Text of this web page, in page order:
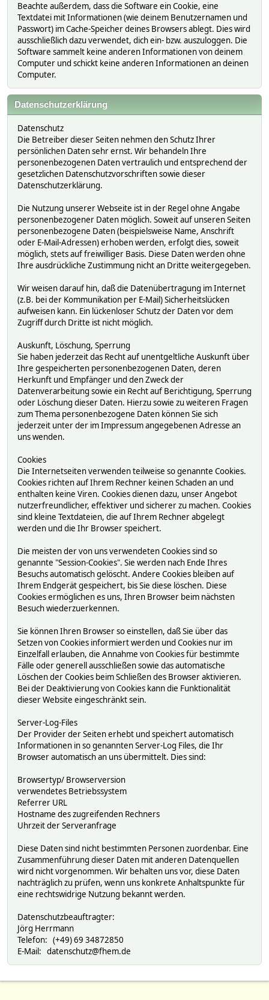
Beachte außerdem, dass die Software ein Cookie, eine
Textdatei mit Informationen (wie deinem Benutzernamen und
Passwort) im Cache-Speicher deines Browsers ablegt. Dies wird
ausschließlich dazu verwendet, dich ein- bzw. auszuloggen. Die
Software sammelt keine anderen Informationen von deinem
Computer und schickt keine anderen Informationen an deinen
Computer.
Datenschutzerklärung
Datenschutz
Die Betreiber dieser Seiten nehmen den Schutz Ihrer
persönlichen Daten sehr ernst. Wir behandeln Ihre
personenbezogenen Daten vertraulich und entsprechend der
gesetzlichen Datenschutzvorschriften sowie dieser
Datenschutzerklärung.
Die Nutzung unserer Webseite ist in der Regel ohne Angabe
personenbezogener Daten möglich. Soweit auf unseren Seiten
personenbezogene Daten (beispielsweise Name, Anschrift
oder E-Mail-Adressen) erhoben werden, erfolgt dies, soweit
möglich, stets auf freiwilliger Basis. Diese Daten werden ohne
Ihre ausdrückliche Zustimmung nicht an Dritte weitergegeben.
Wir weisen darauf hin, daß die Datenübertragung im Internet
(z.B. bei der Kommunikation per E-Mail) Sicherheitslücken
aufweisen kann. Ein lückenloser Schutz der Daten vor dem
Zugriff durch Dritte ist nicht möglich.
Auskunft, Löschung, Sperrung
Sie haben jederzeit das Recht auf unentgeltliche Auskunft über
Ihre gespeicherten personenbezogenen Daten, deren
Herkunft und Empfänger und den Zweck der
Datenverarbeitung sowie ein Recht auf Berichtigung, Sperrung
oder Löschung dieser Daten. Hierzu sowie zu weiteren Fragen
zum Thema personenbezogene Daten können Sie sich
jederzeit unter der im Impressum angegebenen Adresse an
uns wenden.
Cookies
Die Internetseiten verwenden teilweise so genannte Cookies.
Cookies richten auf Ihrem Rechner keinen Schaden an und
enthalten keine Viren. Cookies dienen dazu, unser Angebot
nutzerfreundlicher, effektiver und sicherer zu machen. Cookies
sind kleine Textdateien, die auf Ihrem Rechner abgelegt
werden und die Ihr Browser speichert.
Die meisten der von uns verwendeten Cookies sind so
genannte "Session-Cookies". Sie werden nach Ende Ihres
Besuchs automatisch gelöscht. Andere Cookies bleiben auf
Ihrem Endgerät gespeichert, bis Sie diese löschen. Diese
Cookies ermöglichen es uns, Ihren Browser beim nächsten
Besuch wiederzuerkennen.
Sie können Ihren Browser so einstellen, daß Sie über das
Setzen von Cookies informiert werden und Cookies nur im
Einzelfall erlauben, die Annahme von Cookies für bestimmte
Fälle oder generell ausschließen sowie das automatische
Löschen der Cookies beim Schließen des Browser aktivieren.
Bei der Deaktivierung von Cookies kann die Funktionalität
dieser Website eingeschränkt sein.
Server-Log-Files
Der Provider der Seiten erhebt und speichert automatisch
Informationen in so genannten Server-Log Files, die Ihr
Browser automatisch an uns übermittelt. Dies sind:
Browsertyp/ Browserversion
verwendetes Betriebssystem
Referrer URL
Hostname des zugreifenden Rechners
Uhrzeit der Serveranfrage
Diese Daten sind nicht bestimmten Personen zuordenbar. Eine
Zusammenführung dieser Daten mit anderen Datenquellen
wird nicht vorgenommen. Wir behalten uns vor, diese Daten
nachträglich zu prüfen, wenn uns konkrete Anhaltspunkte für
eine rechtswidrige Nutzung bekannt werden.
Datenschutzbeauftragter:
Jörg Herrmann
Telefon: (+49) 69 34872850
E-Mail: datenschutz@fhem.de